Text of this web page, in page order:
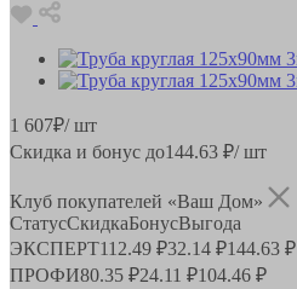
1 607₽/ шт
Скидка и бонус до144.63 ₽/ шт
Клуб покупателей «Ваш Дом»
СтатусСкидкаБонусВыгода
ЭКСПЕРТ112.49 ₽32.14 ₽144.63 ₽
ПРОФИ80.35 ₽24.11 ₽104.46 ₽